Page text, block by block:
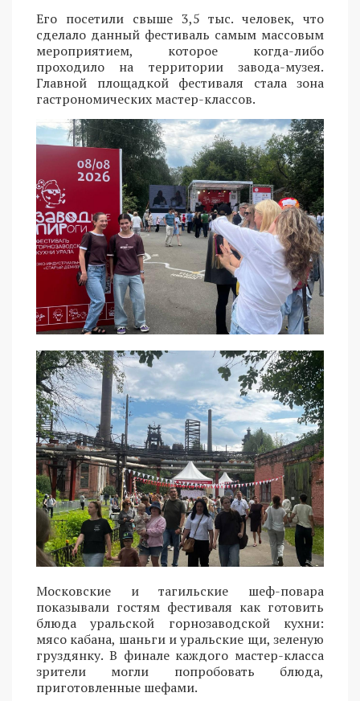
Его посетили свыше 3,5 тыс. человек, что
сделало данный фестиваль самым массовым
мероприятием, которое когда-либо
проходило на территории завода-музея.
Главной площадкой фестиваля стала зона
гастрономических мастер-классов.
Московские и тагильские шеф-повара
показывали гостям фестиваля как готовить
блюда уральской горнозаводской кухни:
мясо кабана, шаньги и уральские щи, зеленую
груздянку. В финале каждого мастер-класса
зрители могли попробовать блюда,
приготовленные шефами.